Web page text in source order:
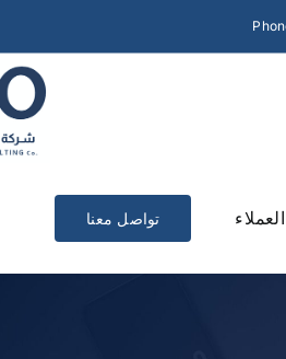
العملاء تواصل معنا